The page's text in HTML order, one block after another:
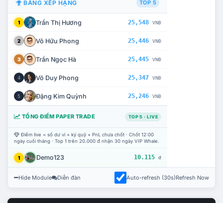
BẢNG XẾP HẠNG TOP 5
1 Trần Thị Hương 25,548 VNĐ
2 Võ Hữu Phong 25,446 VNĐ
3 Trần Ngọc Hà 25,445 VNĐ
4 Võ Duy Phong 25,347 VNĐ
5 Đặng Kim Quỳnh 25,246 VNĐ
TỔNG ĐIỂM PAPER TRADE TOP 5 · LIVE
Điểm live = số dư ví + ký quỹ + PnL chưa chốt · Chốt 12:00
ngày cuối tháng · Top 1 trên 20.000 đ nhận 30 ngày VIP Whale.
1 Demo123 10.115 đ
Hide Module Diễn đàn Auto-refresh (30s)Refresh Now